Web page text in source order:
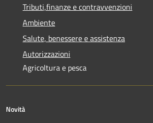
Tributi,finanze e contravvenzioni
Ambiente
Salute, benessere e assistenza
Autorizzazioni
Agricoltura e pesca
Novità